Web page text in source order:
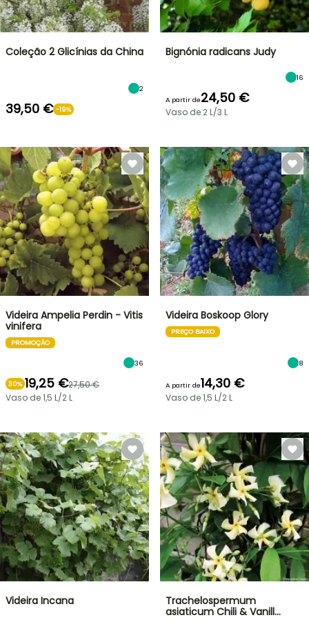
Coleção 2 Glicínias da China
2
39,50 € -19%
Bignónia radicans Judy
16
A partir de24,50 €
Vaso de 2 L/3 L
Videira Ampelia Perdin - Vitis
vinifera
PROMOÇÃO
36
30% 19,25 €27,50 €
Vaso de 1,5 L/2 L
Videira Boskoop Glory
PREÇO BAIXO
8
A partir de14,30 €
Vaso de 1,5 L/2 L
Videira Incana
Trachelospermum
asiaticum Chili & Vanill…